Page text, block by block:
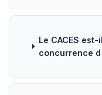
Le CACES
concurrence